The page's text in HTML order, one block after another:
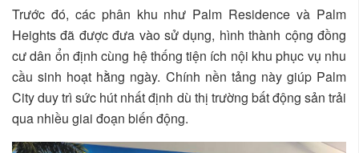
Trước đó, các phân khu như Palm Residence và Palm
Heights đã được đưa vào sử dụng, hình thành cộng đồng
cư dân ổn định cùng hệ thống tiện ích nội khu phục vụ nhu
cầu sinh hoạt hằng ngày. Chính nền tảng này giúp Palm
City duy trì sức hút nhất định dù thị trường bất động sản trải
qua nhiều giai đoạn biến động.